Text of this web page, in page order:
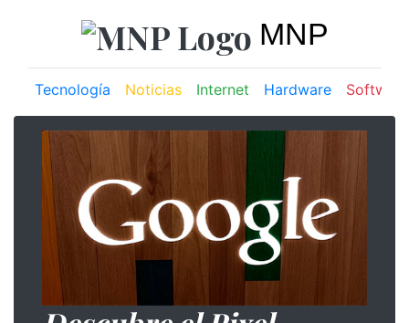
MNP
Tecnología Noticias Internet Hardware Software